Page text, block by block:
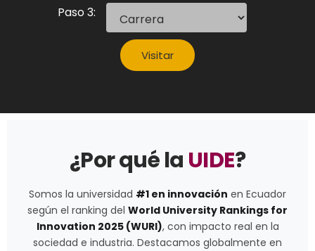
Paso 3: Carrera
Visitar
¿Por qué la UIDE?
Somos la universidad #1 en innovación en Ecuador
según el ranking del World University Rankings for
Innovation 2025 (WURI), con impacto real en la
sociedad e industria. Destacamos globalmente en